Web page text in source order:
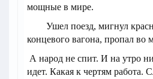
мощные в мире.
Ушел поезд, мигнул
концевого вагона, пропал во
А народ не спит. И на утро
идет. Какая к чертям работа.